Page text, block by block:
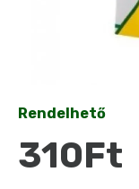
Rendelhető
310Ft